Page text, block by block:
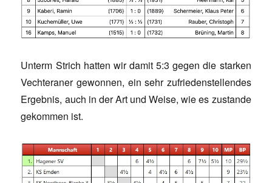
Unterm Strich hatten wir damit 5:3 gegen die starken
Vechteraner gewonnen, ein sehr zufriedenstellendes
Ergebnis, auch in der Art und Weise, wie es zustande
gekommen ist.